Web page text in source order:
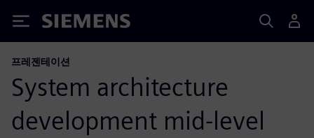
Siemens
프레젠테이션
System architecture
development mid-level